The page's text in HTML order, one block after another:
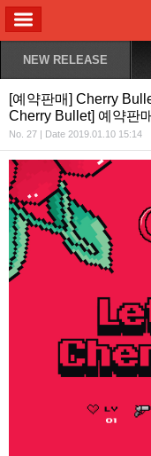
NEW RELEASE
[예약판매] Cherry
Cherry Bullet] 예약판
No. 27 | Date 2019.01.10 15:14